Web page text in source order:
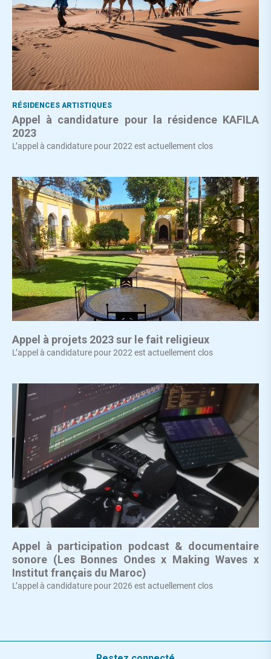
RÉSIDENCES ARTISTIQUES
Appel à candidature pour la résidence KAFILA
2023
L’appel à candidature pour 2022 est actuellement clos
Appel à projets 2023 sur le fait religieux
L’appel à candidature pour 2022 est actuellement clos
Appel à participation podcast & documentaire
sonore (Les Bonnes Ondes x Making Waves x
Institut français du Maroc)
L’appel à candidature pour 2026 est actuellement clos